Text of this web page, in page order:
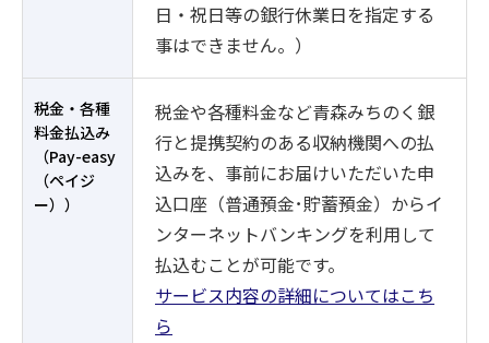
日・祝日等の銀行休業日を指定する
事はできません。）
税金・各種
料金払込み
（Pay-easy
（ペイジ
ー））
税金や各種料金など青森みちのく銀
行と提携契約のある収納機関への払
込みを、事前にお届けいただいた申
込口座（普通預金･貯蓄預金）からイ
ンターネットバンキングを利用して
払込むことが可能です。
サービス内容の詳細についてはこち
ら